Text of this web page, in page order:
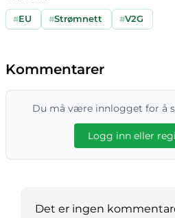
#EU #Strømnett #V2G
Kommentarer
Du må være innlogget for å
Logg inn eller
Det er ingen